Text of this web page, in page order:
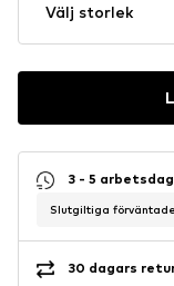
Välj storlek
3 - 5
Slutgiltiga
30 dagars